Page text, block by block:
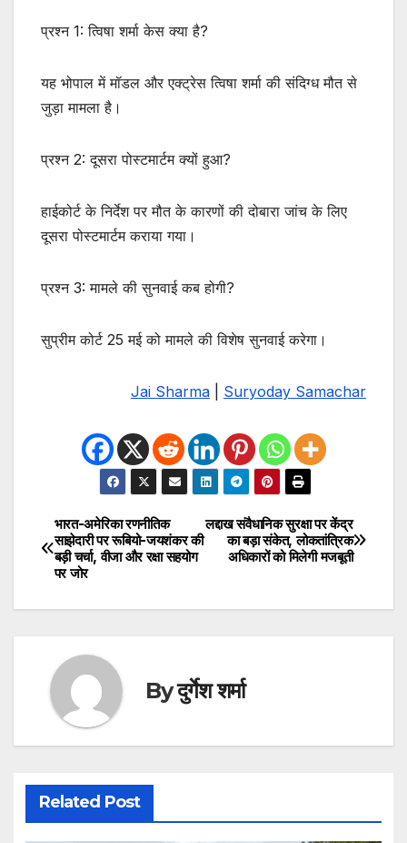
प्रश्न 1: त्विषा शर्मा केस क्या है?
यह भोपाल में मॉडल और एक्ट्रेस त्विषा शर्मा की संदिग्ध मौत से
जुड़ा मामला है।
प्रश्न 2: दूसरा पोस्टमार्टम क्यों हुआ?
हाईकोर्ट के निर्देश पर मौत के कारणों की दोबारा जांच के लिए
दूसरा पोस्टमार्टम कराया गया।
प्रश्न 3: मामले की सुनवाई कब होगी?
सुप्रीम कोर्ट 25 मई को मामले की विशेष सुनवाई करेगा।
Jai Sharma Suryoday Samachar
Post
navigation
लद्दाख संवैधानिक सुरक्षा पर केंद्र
का बड़ा संकेत, लोकतांत्रिक
अधिकारों को मिलेगी मजबूती
भारत-अमेरिका रणनीतिक
साझेदारी पर रूबियो-जयशंकर की
बड़ी चर्चा, वीजा और रक्षा सहयोग
पर जोर
Byदुर्गेश शर्मा
Related Post